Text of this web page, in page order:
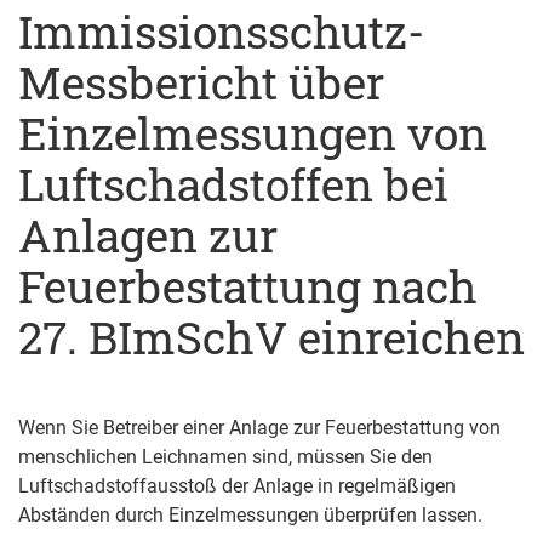
Immissionsschutz-
Messbericht über
Einzelmessungen von
Luftschadstoffen bei
Anlagen zur
Feuerbestattung nach
27. BImSchV einreichen
Wenn Sie Betreiber einer Anlage zur Feuerbestattung von
menschlichen Leichnamen sind, müssen Sie den
Luftschadstoffausstoß der Anlage in regelmäßigen
Abständen durch Einzelmessungen überprüfen lassen.